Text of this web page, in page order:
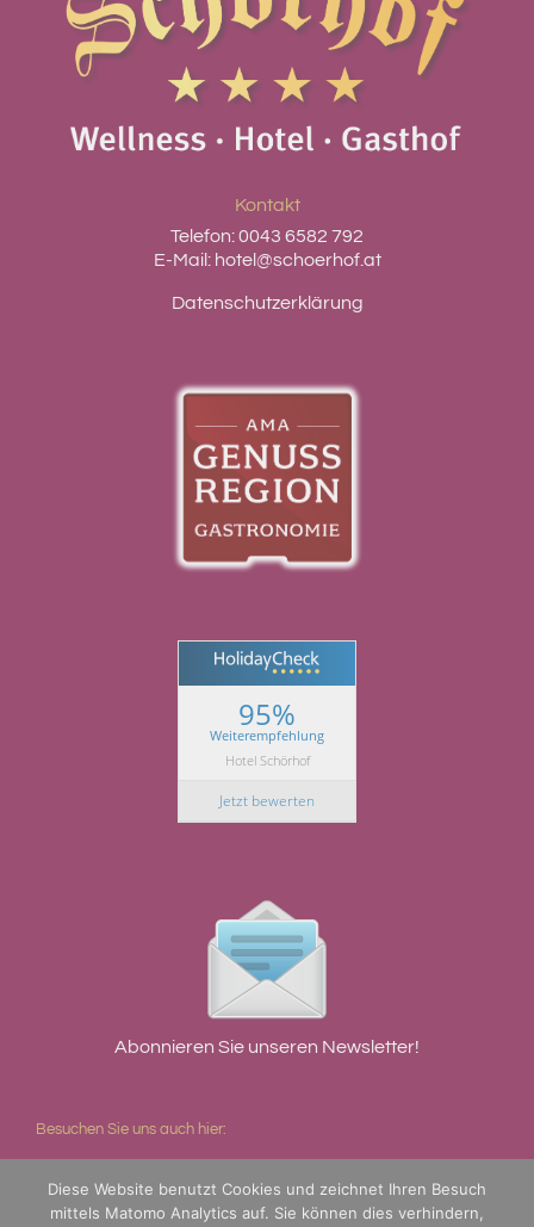
Kontakt
Telefon:0043 6582 792
E-Mail: hotel@schoerhof.at
Datenschutzerklärung
95%
Weiterempfehlung
Hotel Schörhof
Jetzt bewerten
Abonnieren Sie unseren Newsletter!
Besuchen Sie uns auch hier:
Diese Website benutzt Cookies und zeichnet Ihren Besuch
mittels Matomo Analytics auf. Sie können dies verhindern,